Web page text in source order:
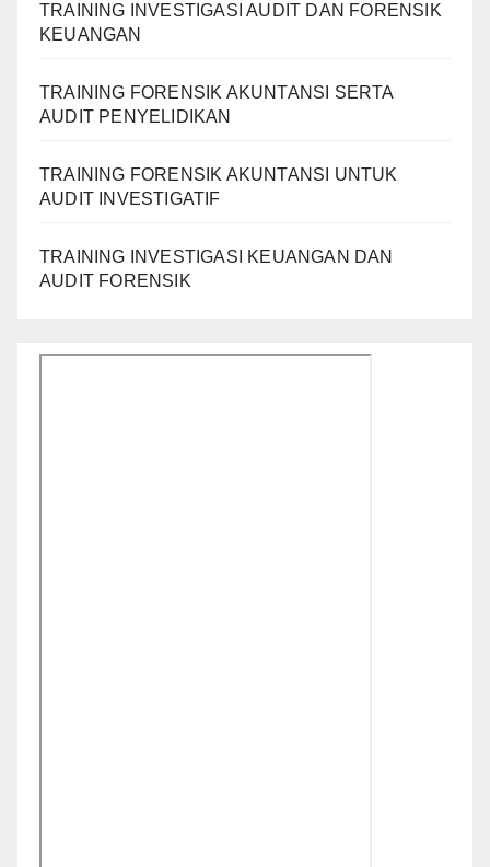
TRAINING INVESTIGASI AUDIT DAN FORENSIK
KEUANGAN
TRAINING FORENSIK AKUNTANSI SERTA
AUDIT PENYELIDIKAN
TRAINING FORENSIK AKUNTANSI UNTUK
AUDIT INVESTIGATIF
TRAINING INVESTIGASI KEUANGAN DAN
AUDIT FORENSIK